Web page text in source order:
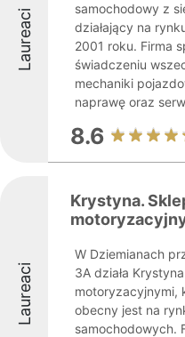
Laureaci
samochodowy z
działający na
2001 roku. Firma
świadczeniu
mechaniki
naprawę oraz
8.6
Laureaci
Krystyna.
W Dziemianach
3A działa
motoryzacyjnymi,
obecny jest na
samochodowych.